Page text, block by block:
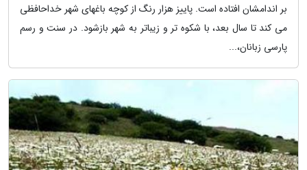
بر اندامشان افتاده است. پاییز هزار رنگ از کوچه باغهای شهر خداحافظی
می کند تا سال بعد، با شکوه تر و زیباتر به شهر بازشود. در سنت و رسم
پارسی زبانان،...